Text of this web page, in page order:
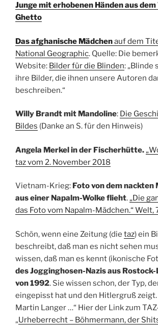
Junge mit erhobenen Händen aus
Ghetto
Das afghanische Mädchenauf dem
National Geographic. Quelle: Die
Website: Bilder für die Blinden: „Blinde
ihre Bilder, die ihnen unsere Autoren
beschreiben.“
Willy Brandt mit Mandoline: Die
Bildes (Danke an S. für den Hinweis)
Angela Merkel in der Fischerhütte.
taz vom 2. November 2018
Vietnam-Krieg: Foto von dem nackten
aus einer Napalm-Wolke flieht.„Die
das Foto vom Napalm-Mädchen.“ Welt,
Schön, wenn eine Zeitung (die taz) ein
beschreibt, daß man es nicht sehen
wissen, daß man es kennt (ikonische
des Jogginghosen-Nazis aus
von 1992. Sie wissen schon, der Typ,
eingepisst hat und den Hitlergruß
Martin Langer …“ Hier der Link zum
„Urheberrecht – Böhmermann, der